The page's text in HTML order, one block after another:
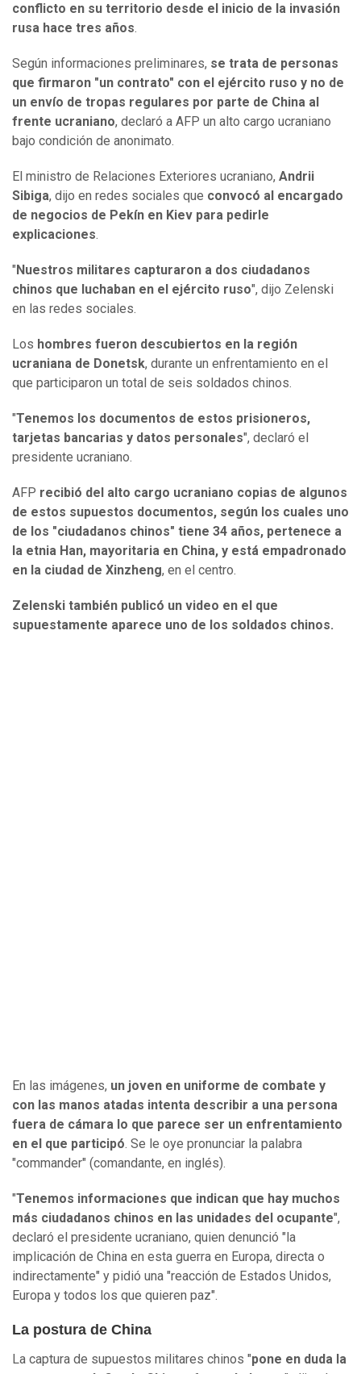
conflicto en su territorio desde el inicio de la invasión
rusa hace tres años.
Según informaciones preliminares, se trata de personas
que firmaron "un contrato" con el ejército ruso y no de
un envío de tropas regulares por parte de China al
frente ucraniano, declaró a AFP un alto cargo ucraniano
bajo condición de anonimato.
El ministro de Relaciones Exteriores ucraniano, Andrii
Sibiga, dijo en redes sociales que convocó al encargado
de negocios de Pekín en Kiev para pedirle
explicaciones.
" Nuestros militares capturaron a dos ciudadanos
chinos que luchaban en el ejército ruso", dijo Zelenski
en las redes sociales.
Los hombres fueron descubiertos en la región
ucraniana de Donetsk, durante un enfrentamiento en el
que participaron un total de seis soldados chinos.
"Tenemos los documentos de estos prisioneros,
tarjetas bancarias y datos personales", declaró el
presidente ucraniano.
AFP recibió del alto cargo ucraniano copias de algunos
de estos supuestos documentos, según los cuales uno
de los "ciudadanos chinos" tiene 34 años, pertenece a
la etnia Han, mayoritaria en China, y está empadronado
en la ciudad de Xinzheng, en el centro.
Zelenski también publicó un video en el que
supuestamente aparece uno de los soldados chinos.
En las imágenes, un joven en uniforme de combate y
con las manos atadas intenta describir a una persona
fuera de cámara lo que parece ser un enfrentamiento
en el que participó . Se le oye pronunciar la palabra
"commander" (comandante, en inglés).
"Tenemos informaciones que indican que hay muchos
más ciudadanos chinos en las unidades del ocupante",
declaró el presidente ucraniano, quien denunció "la
implicación de China en esta guerra en Europa, directa o
indirectamente" y pidió una "reacción de Estados Unidos,
Europa y todos los que quieren paz".
La postura de China
La captura de supuestos militares chinos "pone en duda la